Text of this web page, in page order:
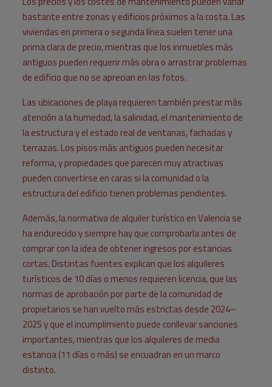
bastante entre zonas y edificios próximos a la costa. Las
viviendas en primera o segunda línea suelen tener una
prima clara de precio, mientras que los inmuebles más
antiguos pueden requerir más obra o arrastrar problemas
de edificio que no se aprecian en las fotos.
Las ubicaciones de playa requieren también prestar más
atención a la humedad, la salinidad, el mantenimiento de
la estructura y el estado real de ventanas, fachadas y
terrazas. Los pisos más antiguos pueden necesitar
reforma, y propiedades que parecen muy atractivas
pueden convertirse en caras si la comunidad o la
estructura del edificio tienen problemas pendientes.
Además, la normativa de alquiler turístico en Valencia se
ha endurecido y siempre hay que comprobarla antes de
comprar con la idea de obtener ingresos por estancias
cortas. Distintas fuentes explican que los alquileres
turísticos de 10 días o menos requieren licencia, que las
normas de aprobación por parte de la comunidad de
propietarios se han vuelto más estrictas desde 2024–
2025 y que el incumplimiento puede conllevar sanciones
importantes, mientras que los alquileres de media
estancia (11 días o más) se encuadran en un marco
distinto.